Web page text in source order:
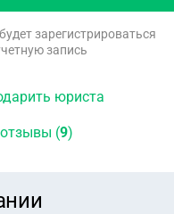
зарегистрироваться
запись
юриста
(9)